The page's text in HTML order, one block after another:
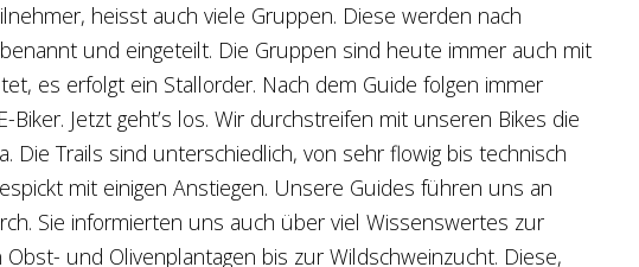
heisst auch viele Gruppen. Diese werden nach
und eingeteilt. Die Gruppen sind heute immer auch mit
es erfolgt ein Stallorder. Nach dem Guide folgen immer
Jetzt geht’s los. Wir durchstreifen mit unseren Bikes die
Die Trails sind unterschiedlich, von sehr flowig bis technisch
mit einigen Anstiegen. Unsere Guides führen uns an
Sie informierten uns auch über viel Wissenswertes zur
und Olivenplantagen bis zur Wildschweinzucht. Diese,